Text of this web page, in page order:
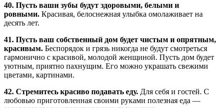
40. Пусть ваши зубы будут здоровыми, белыми и
ровными. Красивая, белоснежная улыбка омолаживает на
десять лет.
41. Пусть ваш собственный дом будет чистым и опрятным,
красивым. Беспорядок и грязь никогда не будут смотреться
гармонично с красивой, молодой женщиной. Пусть дом будет
уютным, приятно пахнущим. Его можно украшать свежими
цветами, картинами.
42. Стремитесь красиво подавать еду. Для себя и гостей. С
любовью приготовленная своими руками полезная еда —